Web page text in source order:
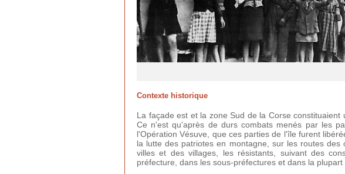
Contexte historique
La façade est et la zone Sud de la Corse
Ce n'est qu'après de durs combats menés par les
l'Opération Vésuve, que ces parties de l'île furent
la lutte des patriotes en montagne, sur les routes
villes et des villages, les résistants, suivant des
préfecture, dans les sous-préfectures et dans la plupart